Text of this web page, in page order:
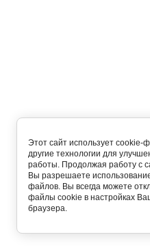
Этот сайт использует cookie-
другие технологии для
работы. Продолжая работу с
Вы разрешаете
файлов. Вы всегда можете
файлы cookie в настройках
браузера.